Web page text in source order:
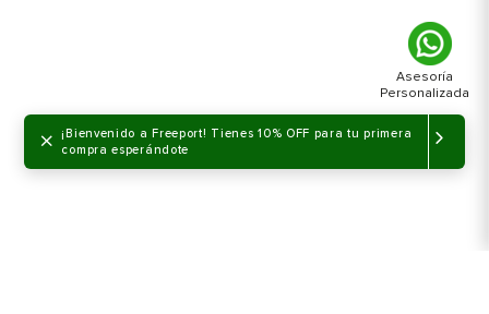
×
¡Bienvenido a Freeport! Tienes 10% OFF para tu primera
compra esperándote